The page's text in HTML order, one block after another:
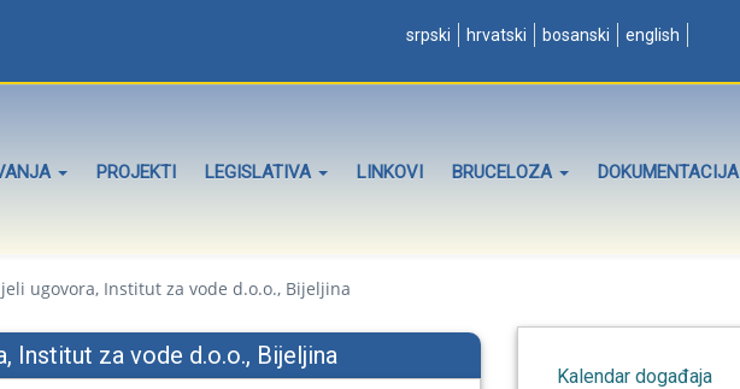
srpski hrvatski bosanski english
PROJEKTI LEGISLATIVA LINKOVI BRUCELOZA DOKUMENTACIJA
ugovora, Institut za vode d.o.o., Bijeljina
Institut za vode d.o.o., Bijeljina
Kalendar događaja